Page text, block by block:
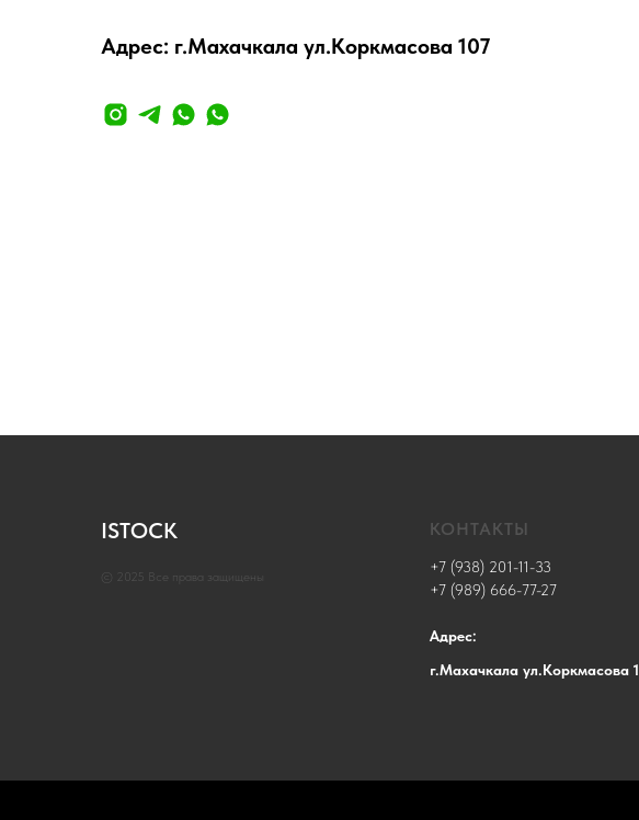
Адрес: г.Махачкала ул.Коркмасова 107
ISTOCK
© 2025 Все права защищены
КОНТАКТЫ
+7 (938) 201-11-33
+7 (989) 666-77-27
Адрес:
г.Махачкала ул.Коркмасова